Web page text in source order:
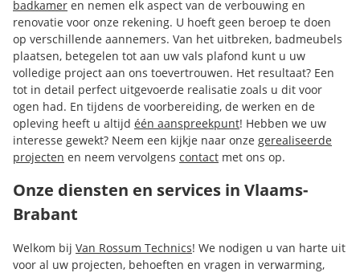
badkamer en nemen elk aspect van de verbouwing en
renovatie voor onze rekening. U hoeft geen beroep te doen
op verschillende aannemers. Van het uitbreken, badmeubels
plaatsen, betegelen tot aan uw vals plafond kunt u uw
volledige project aan ons toevertrouwen. Het resultaat? Een
tot in detail perfect uitgevoerde realisatie zoals u dit voor
ogen had. En tijdens de voorbereiding, de werken en de
opleving heeft u altijd één aanspreekpunt! Hebben we uw
interesse gewekt? Neem een kijkje naar onze gerealiseerde
projecten en neem vervolgens contact met ons op.
Onze diensten en services in Vlaams-
Brabant
Welkom bij Van Rossum Technics! We nodigen u van harte uit
voor al uw projecten, behoeften en vragen in verwarming,